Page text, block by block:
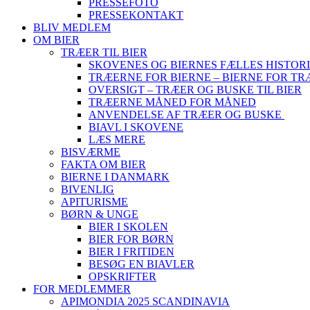
PRESSEKONTAKT
BLIV MEDLEM
OM BIER
TRÆER TIL BIER
SKOVENES OG BIERNES FÆLLES
TRÆERNE FOR BIERNE – BIERNE FOR
OVERSIGT – TRÆER OG BUSKE TIL BIER
TRÆERNE MÅNED FOR MÅNED
ANVENDELSE AF TRÆER OG BUSKE
BIAVL I SKOVENE
LÆS MERE
BISVÆRME
FAKTA OM BIER
BIERNE I DANMARK
BIVENLIG
APITURISME
BØRN & UNGE
BIER I SKOLEN
BIER FOR BØRN
BIER I FRITIDEN
BESØG EN BIAVLER
OPSKRIFTER
FOR MEDLEMMER
APIMONDIA 2025 SCANDINAVIA